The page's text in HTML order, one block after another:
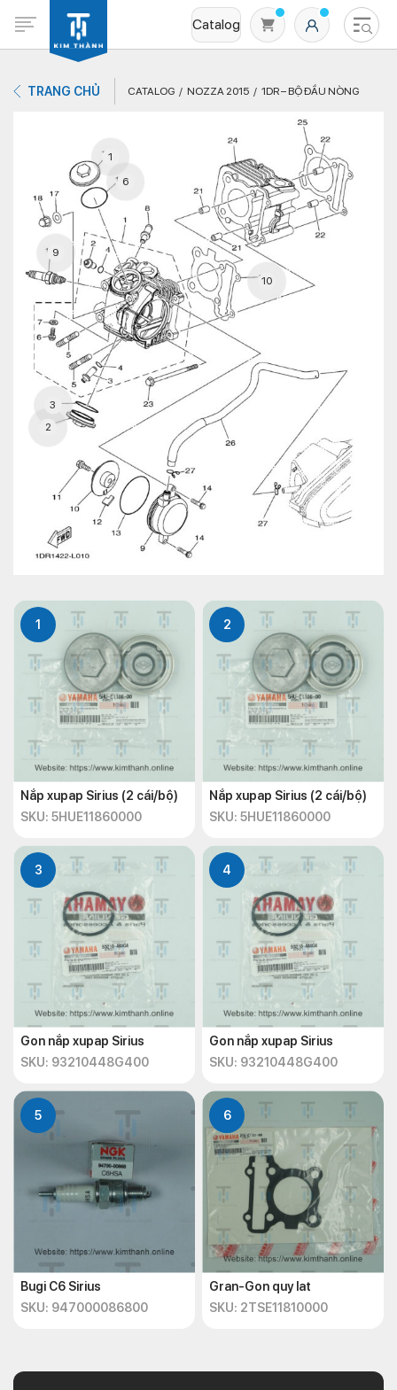
Catalog
Không có sản phẩm nào trong giỏ hàng
TRANG CHỦ CATALOG NOZZA 2015 1DR – BỘ ĐẦU NÒNG
1
2
3
6
9
10
1
Nắp xupap Sirius (2 cái/bộ)
SKU: 5HUE11860000
2
Nắp xupap Sirius (2 cái/bộ)
SKU: 5HUE11860000
3
Gon nắp xupap Sirius
SKU: 93210448G400
4
Gon nắp xupap Sirius
SKU: 93210448G400
5
Bugi C6 Sirius
SKU: 947000086800
6
Gran-Gon quy lat
SKU: 2TSE11810000